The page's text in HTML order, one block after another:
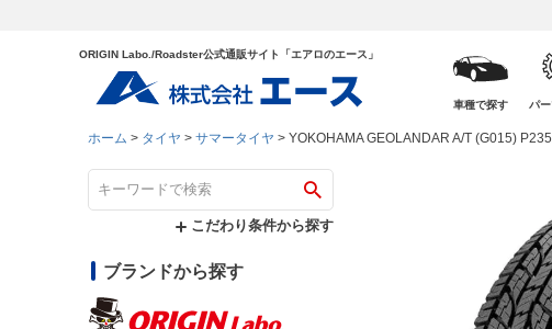
ORIGIN Labo./Roadster公式通販サイト「エアロのエース」
車種で探す パ
ホーム タイヤ サマータイヤ YOKOHAMA GEOLANDAR A/T (G015)
こだわり条件から探す
ブランドから探す